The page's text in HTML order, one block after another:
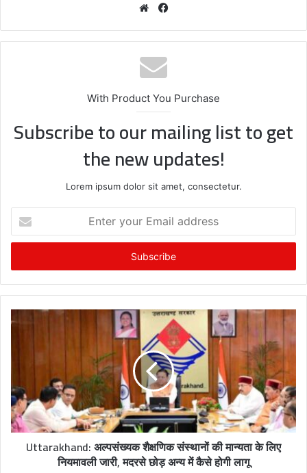
We
te
bo
With Product You Purchase
Subscribe to our mailing list to get
the new updates!
Lorem ipsum dolor sit amet, consectetur.
t
r
y
i
l
a
d
Uttarakhand: अल्पसंख्यक शैक्षणिक संस्थानों की मान्यता के लिए
नियमावली जारी, मदरसे छोड़ अन्य में कैसे होगी लागू